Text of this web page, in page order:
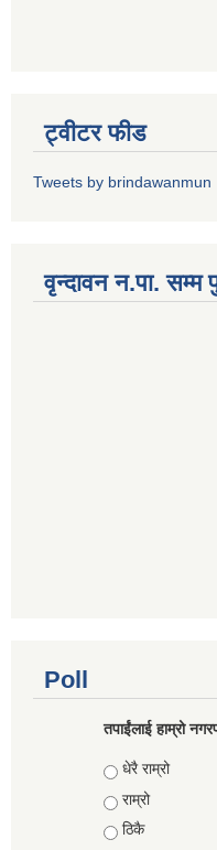
ट्वीटर फीड
Tweets by brindawanmun
वृन्दावन न.पा. सम्म
Poll
तपाईंलाई हाम्रो
Choices
धेरै राम्रो
राम्रो
ठिकै